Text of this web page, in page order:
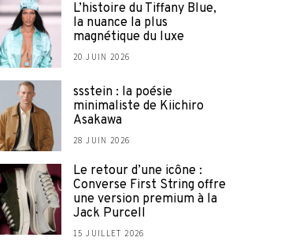
L’histoire du Tiffany Blue,
la nuance la plus
magnétique du luxe
20 JUIN 2026
ssstein : la poésie
minimaliste de Kiichiro
Asakawa
28 JUIN 2026
Le retour d’une icône :
Converse First String offre
une version premium à la
Jack Purcell
15 JUILLET 2026